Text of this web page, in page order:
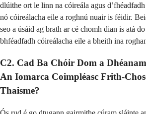
dlúithe ort le linn na cóireála agus
nó cóireálacha eile a roghnú nuair is féidir.
seo a úsáid ag brath ar cé chomh dian is atá
bhféadfadh cóireálacha eile a bheith ina
C2. Cad Ba Chóir Dom a
An Iomarca Coimpléasc Frith-
Thaisme?